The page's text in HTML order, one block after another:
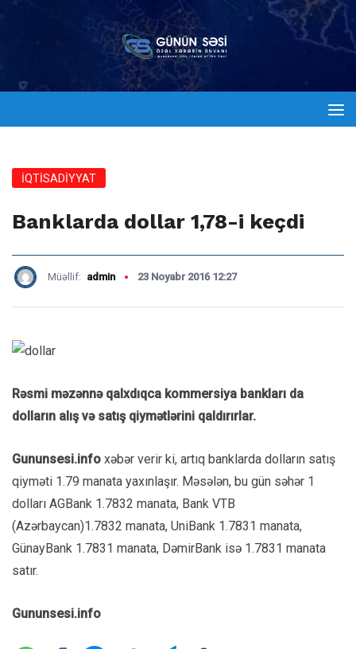
İQTİSADİYYAT
Banklarda dollar 1,78-i keçdi
Müəllif: admin 23 Noyabr 2016 12:27
Rəsmi məzənnə qalxdıqca kommersiya bankları da
dolların alış və satış qiymətlərini qaldırırlar.
Gununsesi.info xəbər verir ki, artıq banklarda dolların satış
qiyməti 1.79 manata yaxınlaşır. Məsələn, bu gün səhər 1
dolları AGBank 1.7832 manata, Bank VTB
(Azərbaycan)1.7832 manata, UniBank 1.7831 manata,
GünayBank 1.7831 manata, DəmirBank isə 1.7831 manata
satır.
Gununsesi.info